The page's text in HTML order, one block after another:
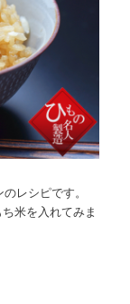
レシピです。
米を入れてみま